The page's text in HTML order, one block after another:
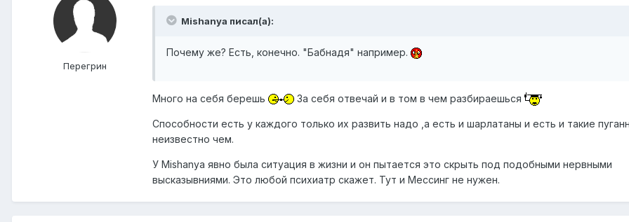
Перегрин
Mishanya писал(а):
Почему же? Есть, конечно. "Бабнадя" например.
Много на себя берешь За себя отвечай и в том в чем разбираешься
Способности есть у каждого только их развить надо ,а есть и шарлатаны и есть и такие
неизвестно чем.
У Mishanya явно была ситуация в жизни и он пытается это скрыть под подобными нервными
высказывниями. Это любой психиатр скажет. Тут и Мессинг не нужен.